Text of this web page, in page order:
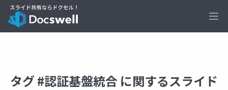
タグ #認証基盤統合 に関するスライド